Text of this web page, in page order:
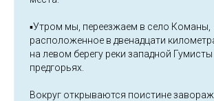
▪️Утром мы, переезжаем в село Команы,
расположенное в двенадцати
на левом берегу реки западной
предгорьях.
Вокруг открываются поистине